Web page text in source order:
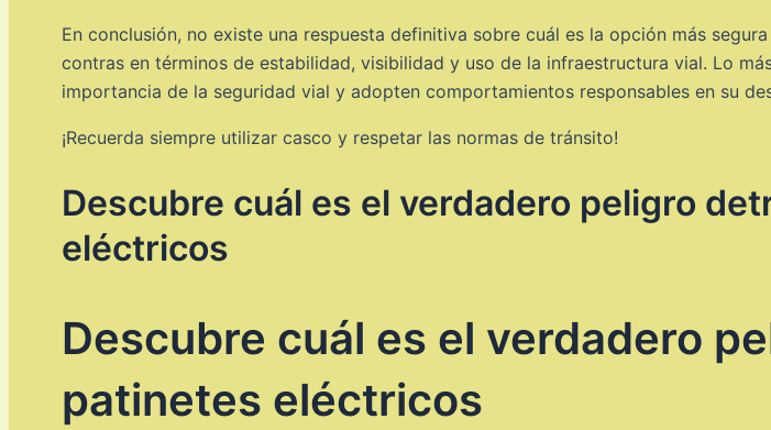
En conclusión, no existe una respuesta definitiva sobre cuál es la opción más
contras en términos de estabilidad, visibilidad y uso de la infraestructura vial. Lo
importancia de la seguridad vial y adopten comportamientos responsables en su
¡Recuerda siempre utilizar casco y respetar las normas de tránsito!
Descubre cuál es el verdadero peligro
eléctricos
Descubre cuál es el verdadero
patinetes eléctricos